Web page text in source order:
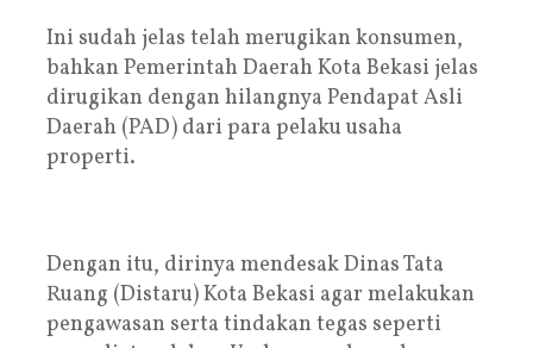
Ini sudah jelas telah merugikan konsumen,
bahkan Pemerintah Daerah Kota Bekasi jelas
dirugikan dengan hilangnya Pendapat Asli
Daerah (PAD) dari para pelaku usaha
properti.
Dengan itu, dirinya mendesak Dinas Tata
Ruang (Distaru) Kota Bekasi agar melakukan
pengawasan serta tindakan tegas seperti